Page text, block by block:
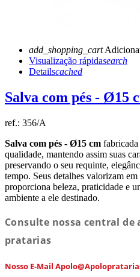
add_shopping_cart
Visualização rápidasearch
Detailscached
Salva com pés - Ø15
ref.: 356/A
Salva com pés - Ø15 cm
qualidade, mantendo assim suas
preservando o seu requinte,
tempo. Seus detalhes valorizam
proporciona beleza, praticidade e
ambiente a ele destinado.
Consulte nossa central
pratarias
Nosso E-Mail